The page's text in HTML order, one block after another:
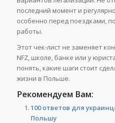
последний момент и
особенно перед поездками,
работы.
Этот чек-лист не заменяет
NFZ, школе, банке или у
понять, какие шаги стоит
жизни в Польше.
Рекомендуем Вам:
100 ответов для
Польшу